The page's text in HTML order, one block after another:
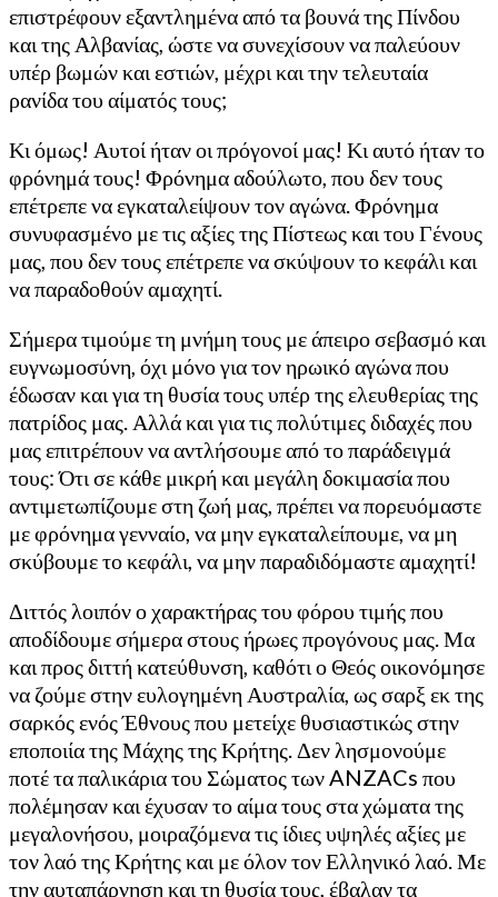
επιστρέφουν εξαντλημένα από τα βουνά της Πίνδου
και της Αλβανίας, ώστε να συνεχίσουν να παλεύουν
υπέρ βωμών και εστιών, μέχρι και την τελευταία
ρανίδα του αίματός τους;
Κι όμως! Αυτοί ήταν οι πρόγονοί μας! Κι αυτό ήταν το
φρόνημά τους! Φρόνημα αδούλωτο, που δεν τους
επέτρεπε να εγκαταλείψουν τον αγώνα. Φρόνημα
συνυφασμένο με τις αξίες της Πίστεως και του Γένους
μας, που δεν τους επέτρεπε να σκύψουν το κεφάλι και
να παραδοθούν αμαχητί.
Σήμερα τιμούμε τη μνήμη τους με άπειρο σεβασμό και
ευγνωμοσύνη, όχι μόνο για τον ηρωικό αγώνα που
έδωσαν και για τη θυσία τους υπέρ της ελευθερίας της
πατρίδος μας. Αλλά και για τις πολύτιμες διδαχές που
μας επιτρέπουν να αντλήσουμε από το παράδειγμά
τους: Ότι σε κάθε μικρή και μεγάλη δοκιμασία που
αντιμετωπίζουμε στη ζωή μας, πρέπει να πορευόμαστε
με φρόνημα γενναίο, να μην εγκαταλείπουμε, να μη
σκύβουμε το κεφάλι, να μην παραδιδόμαστε αμαχητί!
Διττός λοιπόν ο χαρακτήρας του φόρου τιμής που
αποδίδουμε σήμερα στους ήρωες προγόνους μας. Μα
και προς διττή κατεύθυνση, καθότι ο Θεός οικονόμησε
να ζούμε στην ευλογημένη Αυστραλία, ως σαρξ εκ της
σαρκός ενός Έθνους που μετείχε θυσιαστικώς στην
εποποιία της Μάχης της Κρήτης. Δεν λησμονούμε
ποτέ τα παλικάρια του Σώματος των ANZACs που
πολέμησαν και έχυσαν το αίμα τους στα χώματα της
μεγαλονήσου, μοιραζόμενα τις ίδιες υψηλές αξίες με
τον λαό της Κρήτης και με όλον τον Ελληνικό λαό. Με
την αυταπάρνηση και τη θυσία τους, έβαλαν τα